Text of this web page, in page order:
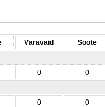
Väravaid
Sööte
0
0
0 0